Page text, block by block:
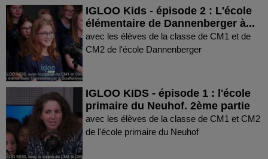
IGLOO Kids - épisode 2 : L'école
élémentaire de Dannenberger à...
avec les élèves de la classe de CM1 et de
CM2 de l'école Dannenberger
IGLOO KIDS - épisode 1 : l'école
primaire du Neuhof. 2ème partie
avec les élèves de la classe de CM1 et CM2
de l'école primaire du Neuhof